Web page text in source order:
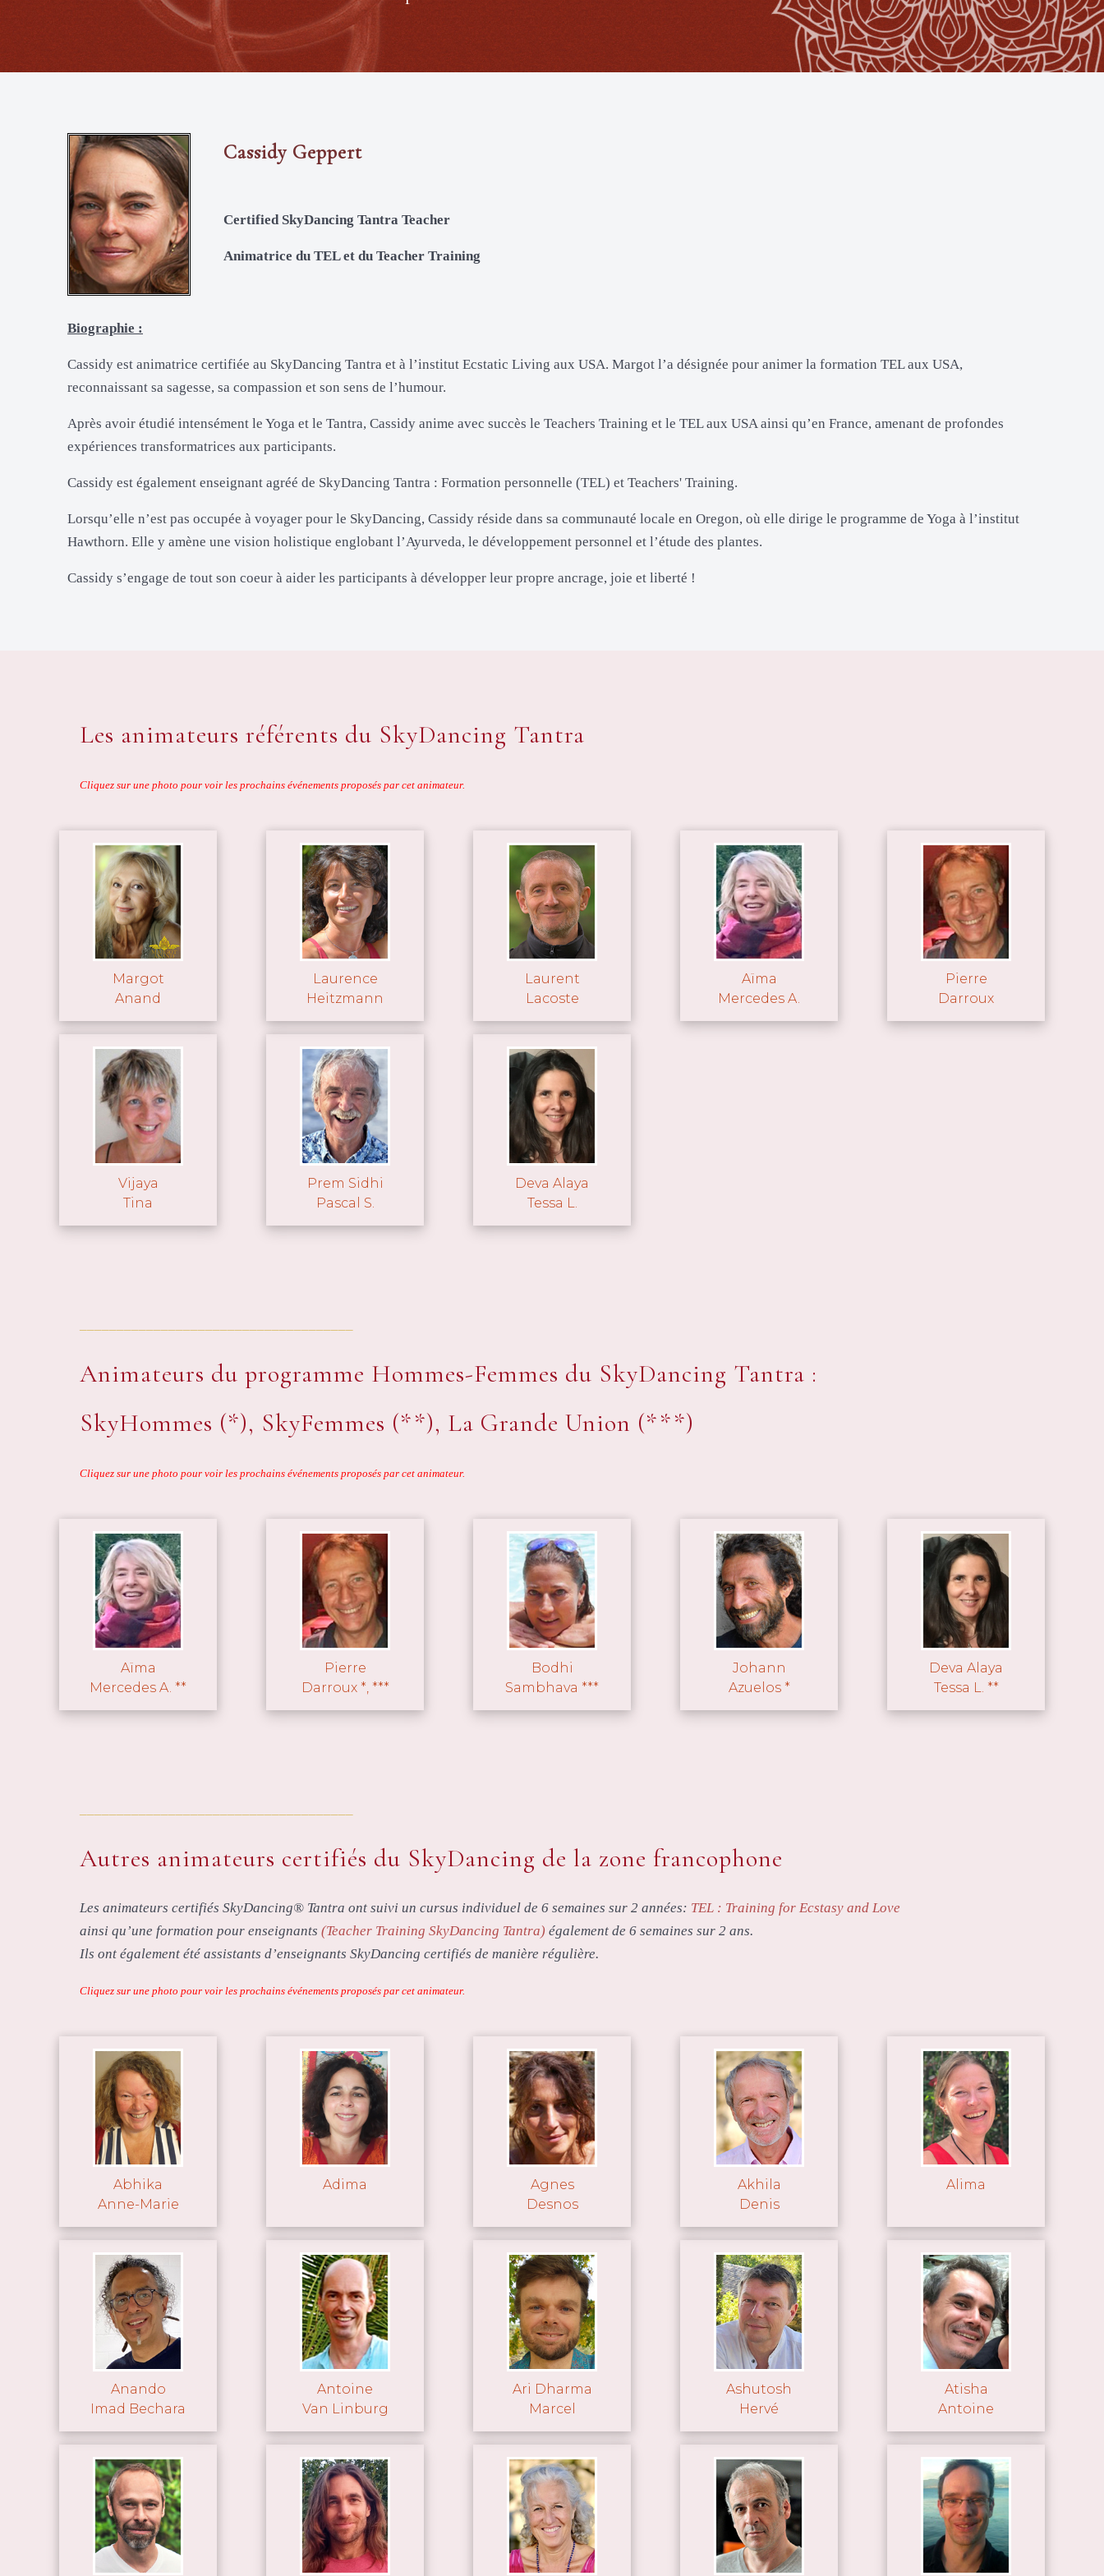
Cassidy Geppert
Certified SkyDancing Tantra Teacher
Animatrice du TEL et du Teacher Training
Biographie :
Cassidy est animatrice certifiée au SkyDancing Tantra et à l’institut Ecstatic Living aux USA. Margot l’a désignée pour animer la formation TEL aux USA,
reconnaissant sa sagesse, sa compassion et son sens de l’humour.
Après avoir étudié intensément le Yoga et le Tantra, Cassidy anime avec succès le Teachers Training et le TEL aux USA ainsi qu’en France, amenant de profondes
expériences transformatrices aux participants.
Cassidy est également enseignant agréé de SkyDancing Tantra : Formation personnelle (TEL) et Teachers' Training.
Lorsqu’elle n’est pas occupée à voyager pour le SkyDancing, Cassidy réside dans sa communauté locale en Oregon, où elle dirige le programme de Yoga à l’institut
Hawthorn. Elle y amène une vision holistique englobant l’Ayurveda, le développement personnel et l’étude des plantes.
Cassidy s’engage de tout son coeur à aider les participants à développer leur propre ancrage, joie et liberté !
Les animateurs référents du SkyDancing Tantra
Cliquez sur une photo pour voir les prochains événements proposés par cet animateur.
Margot
Anand
Laurence
Heitzmann
Laurent
Lacoste
Aïma
Mercedes A.
Pierre
Darroux
Vijaya
Tina
Prem Sidhi
Pascal S.
Deva Alaya
Tessa L.
Animateurs du programme Hommes-Femmes du SkyDancing Tantra :
SkyHommes (*), SkyFemmes (**), La Grande Union (***)
Cliquez sur une photo pour voir les prochains événements proposés par cet animateur.
Aïma
Mercedes A. **
Pierre
Darroux *, ***
Bodhi
Sambhava ***
Johann
Azuelos *
Deva Alaya
Tessa L. **
Autres animateurs certifiés du SkyDancing de la zone francophone
Les animateurs certifiés SkyDancing® Tantra ont suivi un cursus individuel de 6 semaines sur 2 années: TEL : Training for Ecstasy and Love
ainsi qu’une formation pour enseignants (Teacher Training SkyDancing Tantra) également de 6 semaines sur 2 ans.
Ils ont également été assistants d’enseignants SkyDancing certifiés de manière régulière.
Cliquez sur une photo pour voir les prochains événements proposés par cet animateur.
Abhika
Anne-Marie
Adima
Agnes
Desnos
Akhila
Denis
Alima
Anando
Imad Bechara
Antoine
Van Linburg
Ari Dharma
Marcel
Ashutosh
Hervé
Atisha
Antoine